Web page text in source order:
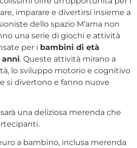
imparare e divertirsi insieme a
dello spazio M’ama non
una serie di giochi e attività
per i bambini di età
anni. Queste attività mirano a
lo sviluppo motorio e cognitivo
si divertono e fanno nuove
una deliziosa merenda che
a bambino, inclusa merenda